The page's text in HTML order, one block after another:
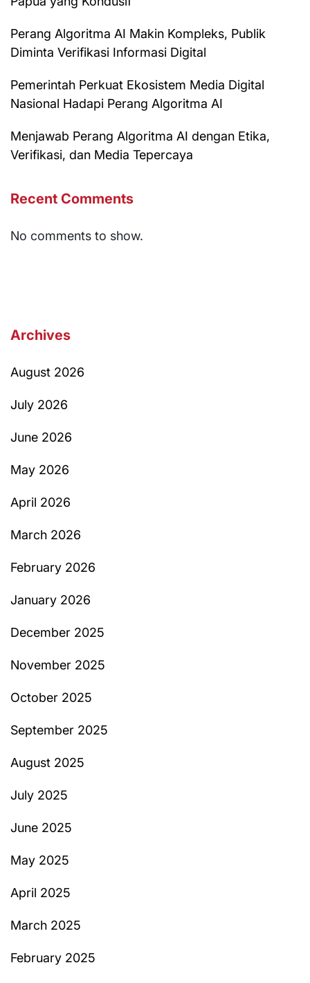
Perang Algoritma AI Makin Kompleks, Publik
Diminta Verifikasi Informasi Digital
Pemerintah Perkuat Ekosistem Media Digital
Nasional Hadapi Perang Algoritma AI
Menjawab Perang Algoritma AI dengan Etika,
Verifikasi, dan Media Tepercaya
Recent Comments
No comments to show.
Archives
August 2026
July 2026
June 2026
May 2026
April 2026
March 2026
February 2026
January 2026
December 2025
November 2025
October 2025
September 2025
August 2025
July 2025
June 2025
May 2025
April 2025
March 2025
February 2025